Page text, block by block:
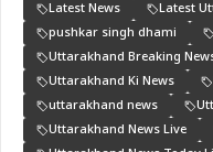
Latest News
Latest
pushkar singh dhami
Uttarakhand Breaking
Uttarakhand Ki News
uttarakhand news
Uttarakhand News Live